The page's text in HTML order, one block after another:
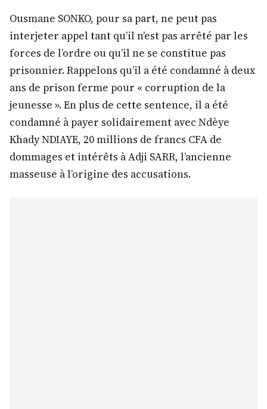
Ousmane SONKO, pour sa part, ne peut pas
interjeter appel tant qu’il n’est pas arrêté par les
forces de l’ordre ou qu’il ne se constitue pas
prisonnier. Rappelons qu’il a été condamné à deux
ans de prison ferme pour « corruption de la
jeunesse ». En plus de cette sentence, il a été
condamné à payer solidairement avec Ndèye
Khady NDIAYE, 20 millions de francs CFA de
dommages et intérêts à Adji SARR, l’ancienne
masseuse à l’origine des accusations.